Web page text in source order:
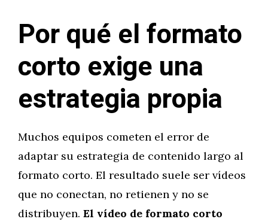
Por qué el formato
corto exige una
estrategia propia
Muchos equipos cometen el error de
adaptar su estrategia de contenido largo al
formato corto. El resultado suele ser vídeos
que no conectan, no retienen y no se
distribuyen. El vídeo de formato corto